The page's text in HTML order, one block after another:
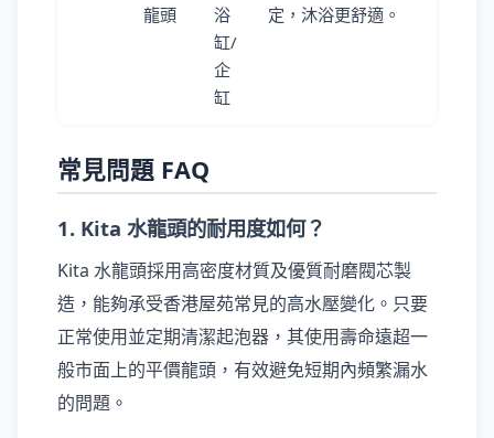
龍頭
浴
缸/
企
缸
定，沐浴更舒適。
常見問題 FAQ
1. Kita 水龍頭的耐用度如何？
Kita 水龍頭採用高密度材質及優質耐磨閥芯製
造，能夠承受香港屋苑常見的高水壓變化。只要
正常使用並定期清潔起泡器，其使用壽命遠超一
般市面上的平價龍頭，有效避免短期內頻繁漏水
的問題。